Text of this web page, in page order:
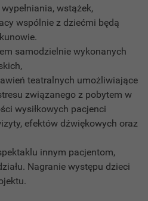
wstążek,
wspólnie z dziećmi będą
samodzielnie wykonanych
teatralnych umożliwiające
związanego z pobytem w
wysiłkowych pacjenci
efektów dźwiękowych oraz
innym pacjentom,
Nagranie występu dzieci